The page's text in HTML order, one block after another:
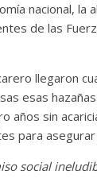
nacional, la
de las
llegaron
esas
años sin
para
social